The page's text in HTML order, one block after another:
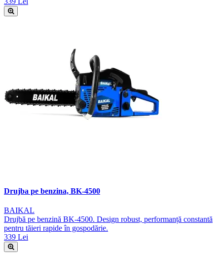
Drujba pe benzina, BK-4500
BAIKAL
Drujbă pe benzină BK-4500. Design robust, performanță constantă
pentru tăieri rapide în gospodărie.
339 Lei